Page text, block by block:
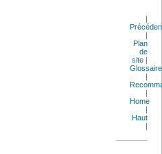
|
|
Plan
de
site |
Glossaire
|
|
Home
|
Haut
|